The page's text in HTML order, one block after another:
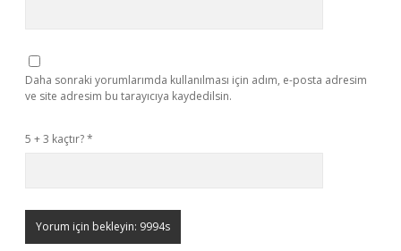
Daha sonraki yorumlarımda kullanılması için adım, e-posta adresim
ve site adresim bu tarayıcıya kaydedilsin.
5 + 3 kaçtır?*